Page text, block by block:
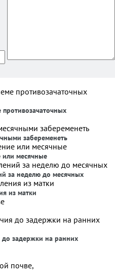
противозачаточных
забеременеть
или месячные
за неделю до месячных
из матки
задержки на ранних